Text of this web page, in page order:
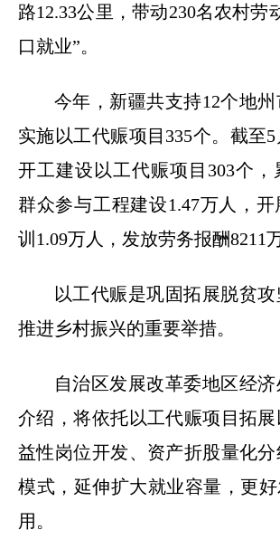
路12.33公里，带动230名农村劳
口就业”。
今年，新疆共支持12个地
实施以工代赈项目335个。截至
开工建设以工代赈项目303个
群众参与工程建设1.47万人，
训1.09万人，发放劳务报酬8211
以工代赈是巩固拓展脱贫
推进乡村振兴的重要举措。
自治区发展改革委地区经
介绍，将依托以工代赈项目拓
益性岗位开发、资产折股量化
模式，延伸扩大就业容量，更
用。